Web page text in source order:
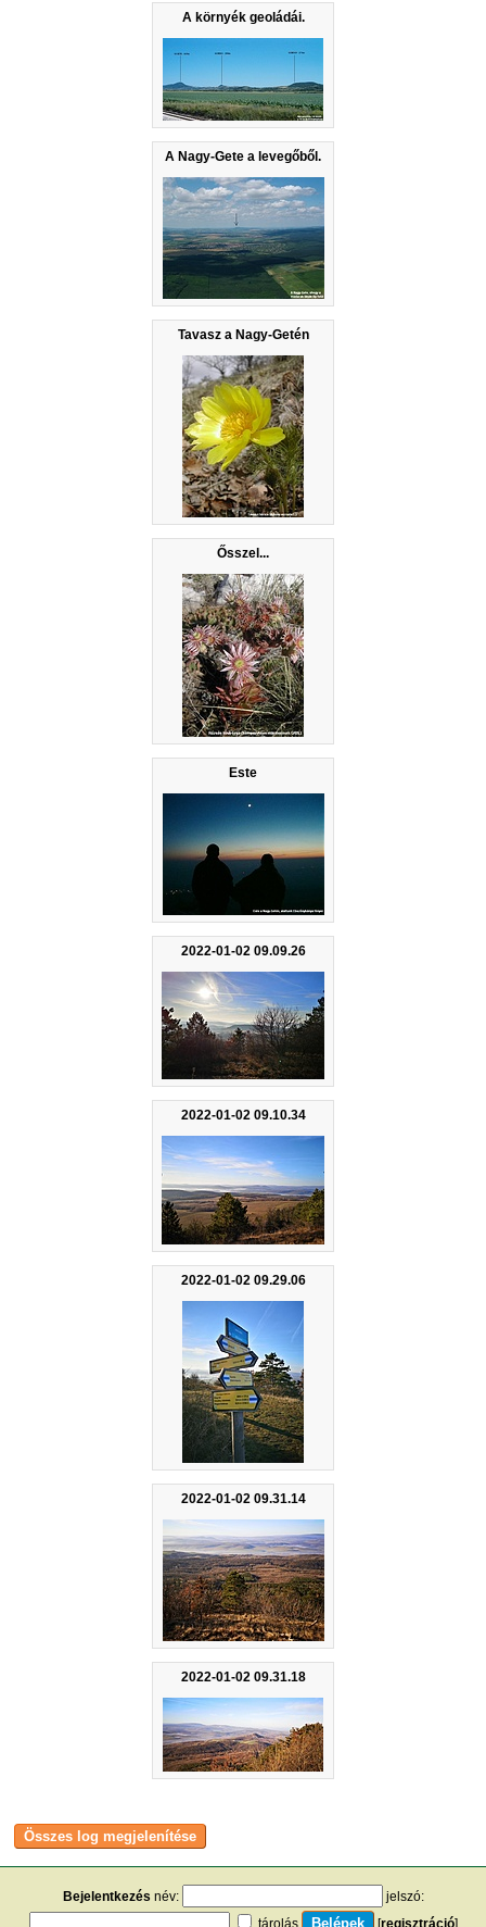
A környék geoládái.
A Nagy-Gete a levegőből.
Tavasz a Nagy-Getén
Ősszel...
Este
2022-01-02 09.09.26
2022-01-02 09.10.34
2022-01-02 09.29.06
2022-01-02 09.31.14
2022-01-02 09.31.18
Bejelentkezés név:
jelszó:
tárolás
[regisztráció]